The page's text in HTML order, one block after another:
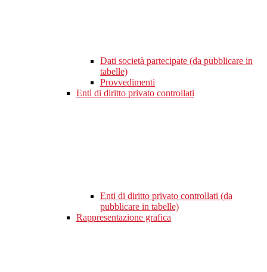
Dati società partecipate (da pubblicare in
tabelle)
Provvedimenti
Enti di diritto privato controllati
Enti di diritto privato controllati (da
pubblicare in tabelle)
Rappresentazione grafica